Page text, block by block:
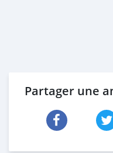
Partager une